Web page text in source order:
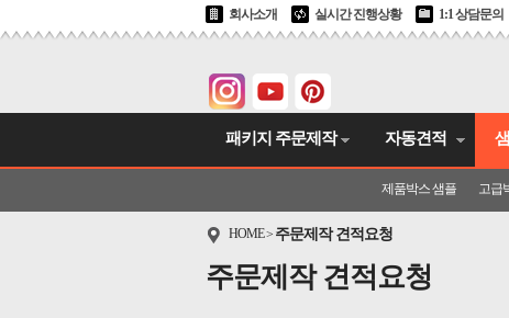
회사소개 실시간 진행상황 1:1 상담문의
패키지 주문제작 자동견적
제품박스 샘플 고급
HOME> 주문제작 견적요청
주문제작 견적요청